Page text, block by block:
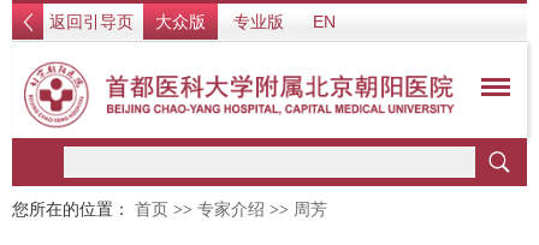
返回引导页 大众版 专业版 EN
您所在的位置： 首页 >> 专家介绍 >> 周芳